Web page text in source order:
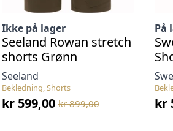
Bekledning, Shorts
Seeland
Ikke på lager
Seeland Rowan stretch
shorts Grønn
kr899,00
Opprinnelig
kr599,00
Nåværende
På
kr